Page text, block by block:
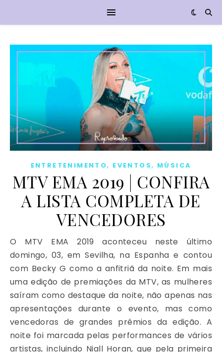
ENTRETENIMENTO, EVENTOS, MÚSICA
MTV EMA 2019 | CONFIRA
A LISTA COMPLETA DE
VENCEDORES
O MTV EMA 2019 aconteceu neste último
domingo, 03, em Sevilha, na Espanha e contou
com Becky G como a anfitriã da noite. Em mais
uma edição de premiações da MTV, as mulheres
saíram como destaque da noite, não apenas nas
apresentações durante o evento, mas como
vencedoras de grandes prêmios da edição. A
noite foi marcada pelas performances de vários
artistas, incluindo Niall Horan, que pela primeira